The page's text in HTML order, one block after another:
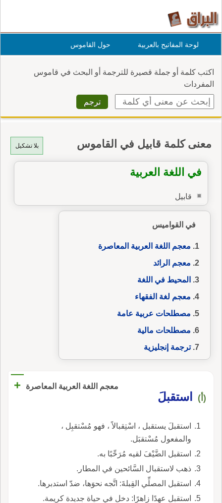
لوحة المفاتيح بالعربية حول القاموس
اكتب كلمة أو جملة قصيرة للترجمة أو البحث في قاموس
المفردات
بلا تشكيل معنى كلمة قابيل في القاموس
في اللغة العربية
قابيل
في القواميس
معجم اللغة العربية المعاصرة
معجم الرائد
المحيط في اللغة
معجم لغة الفقهاء
مصطلحات عربية عامة
مصطلحات مالية
ترجمة إنجليزية
معجم اللغة العربية المعاصرة +
(أ) استقبلَ
استقبلَ يستقبل ، اسْتِقبالاً ، فهو مُسْتقبِل ،
والمفعول مُسْتقبَل.
استقبل الضَّيْفَ لقيه مُرَحِّبًا به.
ذهب لاستقبال السَّائحين في المطار.
استقبل المصلِّي القِبلةَ: اتَّجه نحوَها، ضدّ استدبرها.
استقبل عهدًا زاهرًا: دخل في حياة جديدة كريمة.